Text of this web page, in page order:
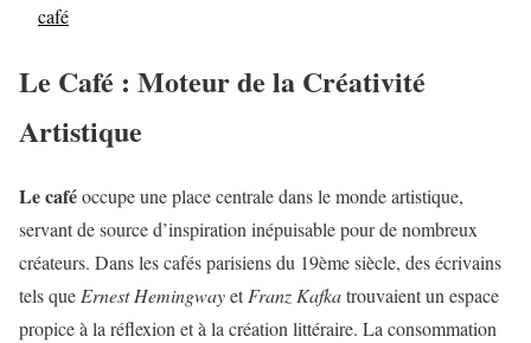
café
Le Café : Moteur de la Créativité
Artistique
Le caféoccupe une place centrale dans le monde artistique,
servant de source d’inspiration inépuisable pour de nombreux
créateurs. Dans les cafés parisiens du 19ème siècle, des écrivains
tels que Ernest HemingwayetFranz Kafkatrouvaient un espace
propice à la réflexion et à la création littéraire. La consommation